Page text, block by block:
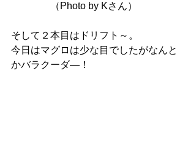
（Photo by Kさん）
そして２本目はドリフト～。
今日はマグロは少な目でしたがなんと
かバラクーダ―！